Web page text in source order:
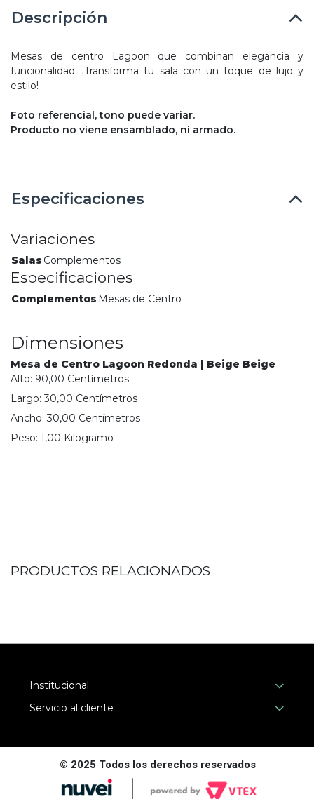
Descripción
Mesas de centro Lagoon que combinan elegancia y
funcionalidad. ¡Transforma tu sala con un toque de lujo y
estilo!
Foto referencial, tono puede variar.
Producto no viene ensamblado, ni armado.
Especificaciones
Variaciones
Salas Complementos
Especificaciones
Complementos Mesas de Centro
Dimensiones
Mesa de Centro Lagoon Redonda | Beige Beige
Alto: 90,00 Centímetros
Largo:30,00 Centímetros
Ancho:30,00 Centímetros
Peso: 1,00 Kilogramo
PRODUCTOS RELACIONADOS
Institucional
Servicio al cliente
© 2025 Todos los derechos reservados